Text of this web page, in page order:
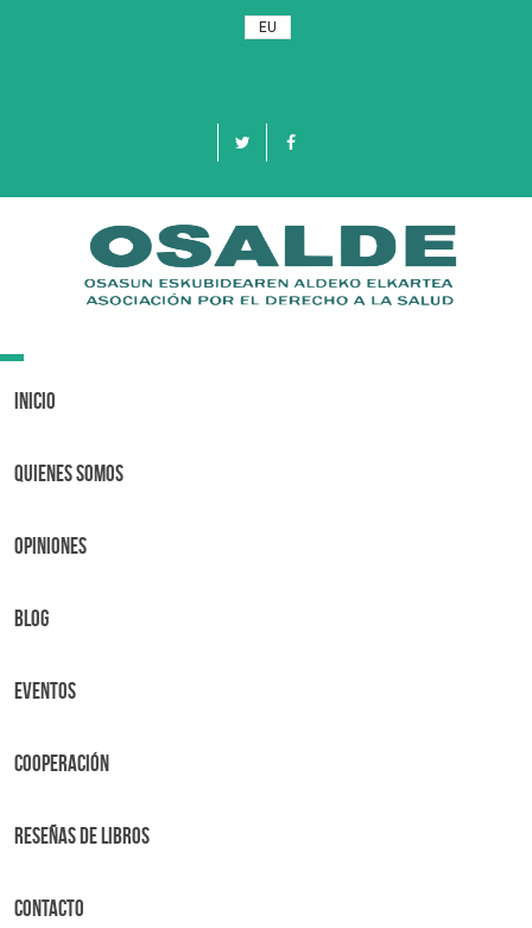
EU
Toggle
Inicio
Quienes Somos
OPINIONES
BLOG
Eventos
Cooperación
Reseñas de libros
Contacto